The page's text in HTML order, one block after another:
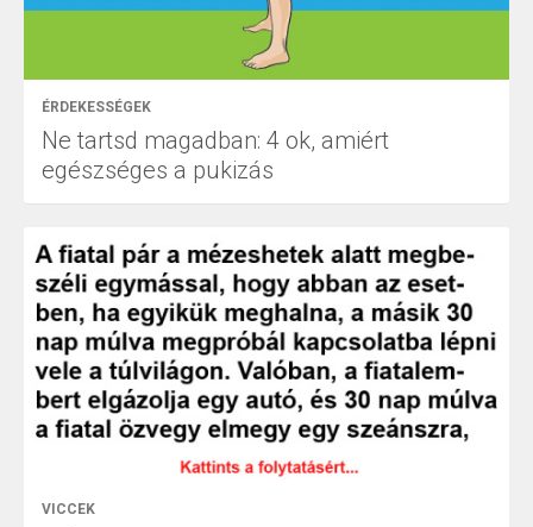
ÉRDEKESSÉGEK
Ne tartsd magadban: 4 ok, amiért
egészséges a pukizás
VICCEK